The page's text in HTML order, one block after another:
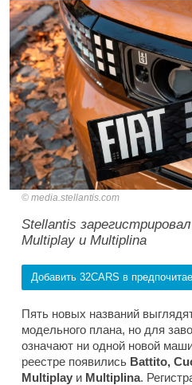
media.stellantis.com
Stellantis
Multiplay и Multiplina
Добавить 32CARS в
Пять новых названий
модельного плана, но для
означают ни одной новой
реестре появились Battito,
Multiplay и Multiplina.